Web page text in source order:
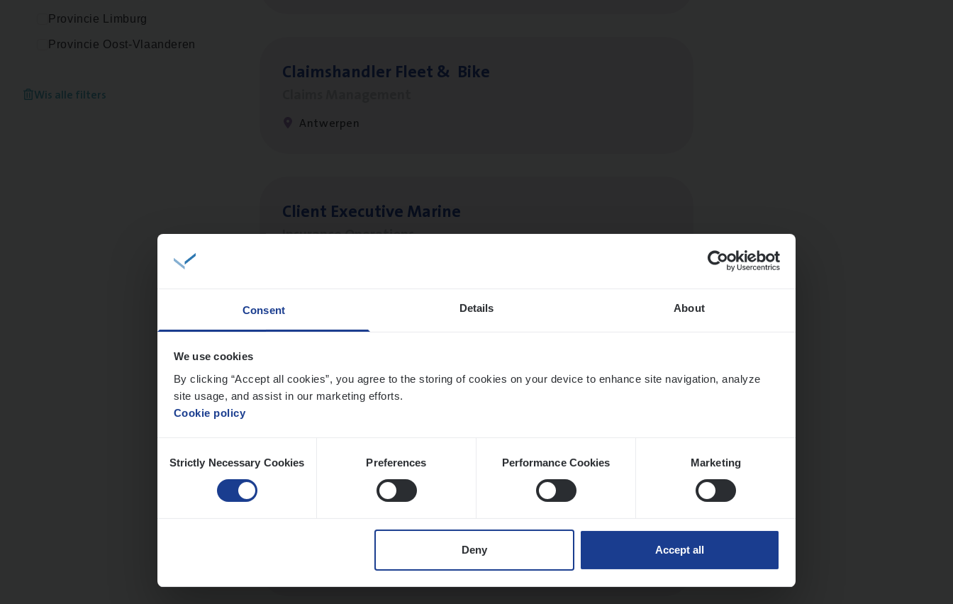
Consent Details About
We use cookies
By clicking “Accept all cookies”, you agree to the storing of cookies on your device to enhance site navigation, analyze
site usage, and assist in our marketing efforts.
Cookie policy
Selection
Strictly Necessary Cookies Preferences Performance Cookies Marketing
Deny Accept all
Provincie Limburg
Provincie Oost-Vlaanderen
Wis alle filters
Claims­hand­ler Fleet& Bike
Antwerpen
Client Exe­cu­ti­ve Marine
Insurance Operations
Insurance Operations
Antwerpen
Dos­sier­be­heer­der Onder­ne­min­gen Van­b­re­da Huys­
Insurance Operations